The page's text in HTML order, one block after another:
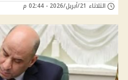
الثلاثاء 21/أبريل/2026 - 02:44 م